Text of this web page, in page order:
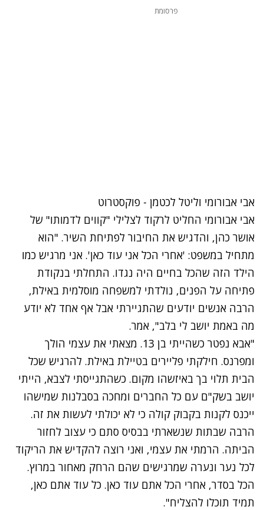
פרסומת
נתקלנו בבעיה
נסה שוב
אבי אבורומי וליטל לכטמן - פוקסטרוט
אבי אבורומי החליט לרקוד לצלילי "קווים לדמותו" של
אושר כהן, והדגיש את החיבור לפתיחת השיר. "הוא
מתחיל במשפט: 'אחרי הכל אני עוד כאן'. אני מרגיש כמו
הילד הזה שהכל בחיים היה נגדו. התחלתי בנקודת
פתיחה על הפנים, נולדתי למשפחה מוסלמית באילת,
הרבה אנשים יודעים שהתגיירתי אבל אף אחד לא יודע
מה באמת יושב לי בלב", אמר.
"אבא נפטר כשהייתי בן 13. מצאתי את עצמי הולך
ומפרנס. חילקתי פליירים בטיילת באילת. להרגיש שכל
הבית תלוי בך באיזשהו מקום. כשהתגייסתי לצבא, הייתי
יושב בשק"ם עם כל החברים ומחכה בסבלנות שמישהו
ייכנס לקנות בקבוק קולה כי לא יכולתי לעשות את זה.
הרבה שבתות שנשארתי בבסיס סתם כי עצוב לחזור
הביתה. הרמתי את עצמי, ואני רוצה להקדיש את הריקוד
לכל נער ונערה שמרגישים שהם הרחק מאחור במרוץ.
הכל בסדר, אחרי הכל אתם עוד כאן. כל עוד אתם כאן,
תמיד תוכלו להצליח".